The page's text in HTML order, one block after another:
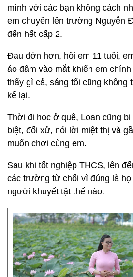
mình với các bạn không cách
em chuyển lên trường Nguyễn
đến hết cấp 2.
Đau đớn hơn, hồi em 11 tuổi,
áo đâm vào mắt khiến em
thấy gì cả, sáng tối cũng không
kể lại.
Thời đi học ở quê, Loan cũng bị
biệt, đối xử, nói lời miệt thị và
muốn chơi cùng em.
Sau khi tốt nghiệp THCS, lên
các trường từ chối vì đúng là
người khuyết tật thế nào.